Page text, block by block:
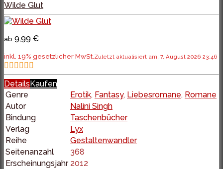
Wilde Glut
ab 9,99 €
inkl. 19% gesetzlicher MwSt.Zuletzt aktualisiert am: 7. August 2026 23:46
Details Kaufen
Genre
Erotik, Fantasy, Liebesromane, Romane
Autor
Nalini Singh
Bindung
Taschenbücher
Verlag
Lyx
Reihe
Gestaltenwandler
Seitenanzahl
368
Erscheinungsjahr 2012